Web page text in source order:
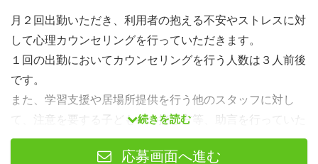
月２回出勤いただき、利用者の抱える不安やストレスに対
して心理カウンセリングを行っていただきます。
１回の出勤においてカウンセリングを行う人数は３人前後
です。
また、学習支援や居場所提供を行う他のスタッフに対し
て、注意を要する子どもへの接し方等、助言を行っていた
だきます。
続きを読む
応募画面へ進む